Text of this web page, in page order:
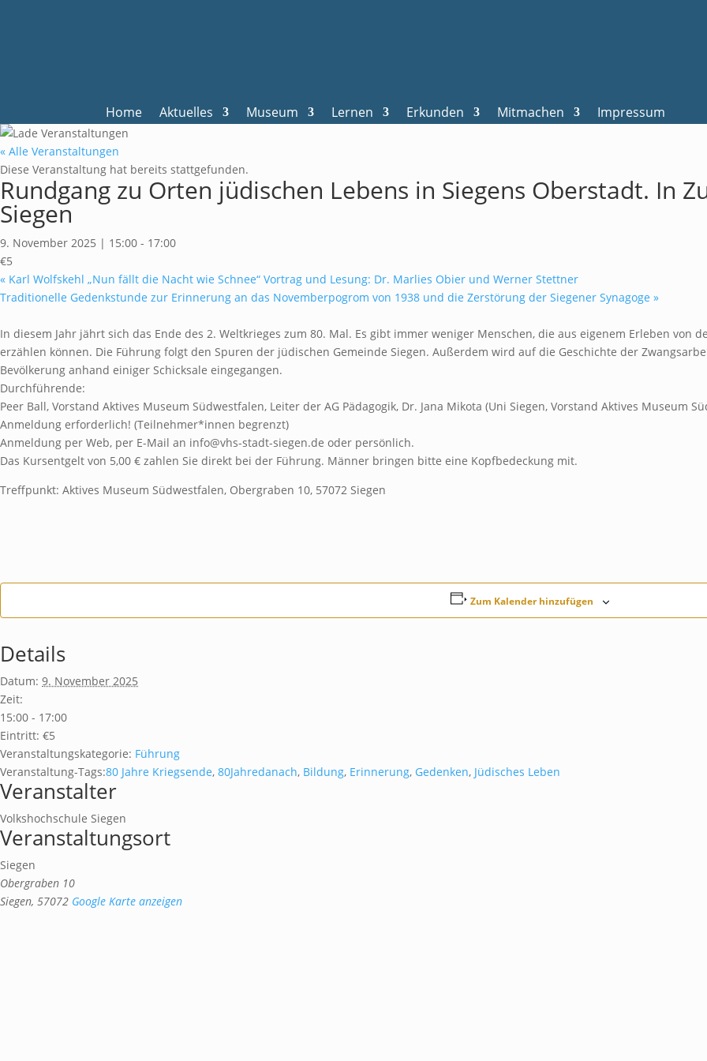
Home Aktuelles Museum Lernen Erkunden Mitmachen Impressum
« Alle Veranstaltungen
Diese Veranstaltung hat bereits stattgefunden.
Rundgang zu Orten jüdischen Lebens in Siegens Oberstadt. In
Siegen
9. November 2025 | 15:00 - 17:00
€5
« Karl Wolfskehl „Nun fällt die Nacht wie Schnee“ Vortrag und Lesung: Dr. Marlies Obier und Werner Stettner
Traditionelle Gedenkstunde zur Erinnerung an das Novemberpogrom von 1938 und die Zerstörung der Siegener Synagoge »
In diesem Jahr jährt sich das Ende des 2. Weltkrieges zum 80. Mal. Es gibt immer weniger Menschen, die aus eigenem Erleben von
erzählen können. Die Führung folgt den Spuren der jüdischen Gemeinde Siegen. Außerdem wird auf die Geschichte der
Bevölkerung anhand einiger Schicksale eingegangen.
Durchführende:
Peer Ball, Vorstand Aktives Museum Südwestfalen, Leiter der AG Pädagogik, Dr. Jana Mikota (Uni Siegen, Vorstand Aktives Museum
Anmeldung erforderlich! (Teilnehmer*innen begrenzt)
Anmeldung per Web, per E-Mail an info@vhs-stadt-siegen.de oder persönlich.
Das Kursentgelt von 5,00 € zahlen Sie direkt bei der Führung. Männer bringen bitte eine Kopfbedeckung mit.
Treffpunkt: Aktives Museum Südwestfalen, Obergraben 10, 57072 Siegen
Zum Kalender hinzufügen
Details
Datum: 9. November 2025
Zeit:
15:00 - 17:00
Eintritt: €5
Veranstaltungskategorie: Führung
Veranstaltung-Tags:80 Jahre Kriegsende, 80Jahredanach, Bildung, Erinnerung, Gedenken, Jüdisches Leben
Veranstalter
Volkshochschule Siegen
Veranstaltungsort
Siegen
Obergraben 10
Siegen, 57072 Google Karte anzeigen